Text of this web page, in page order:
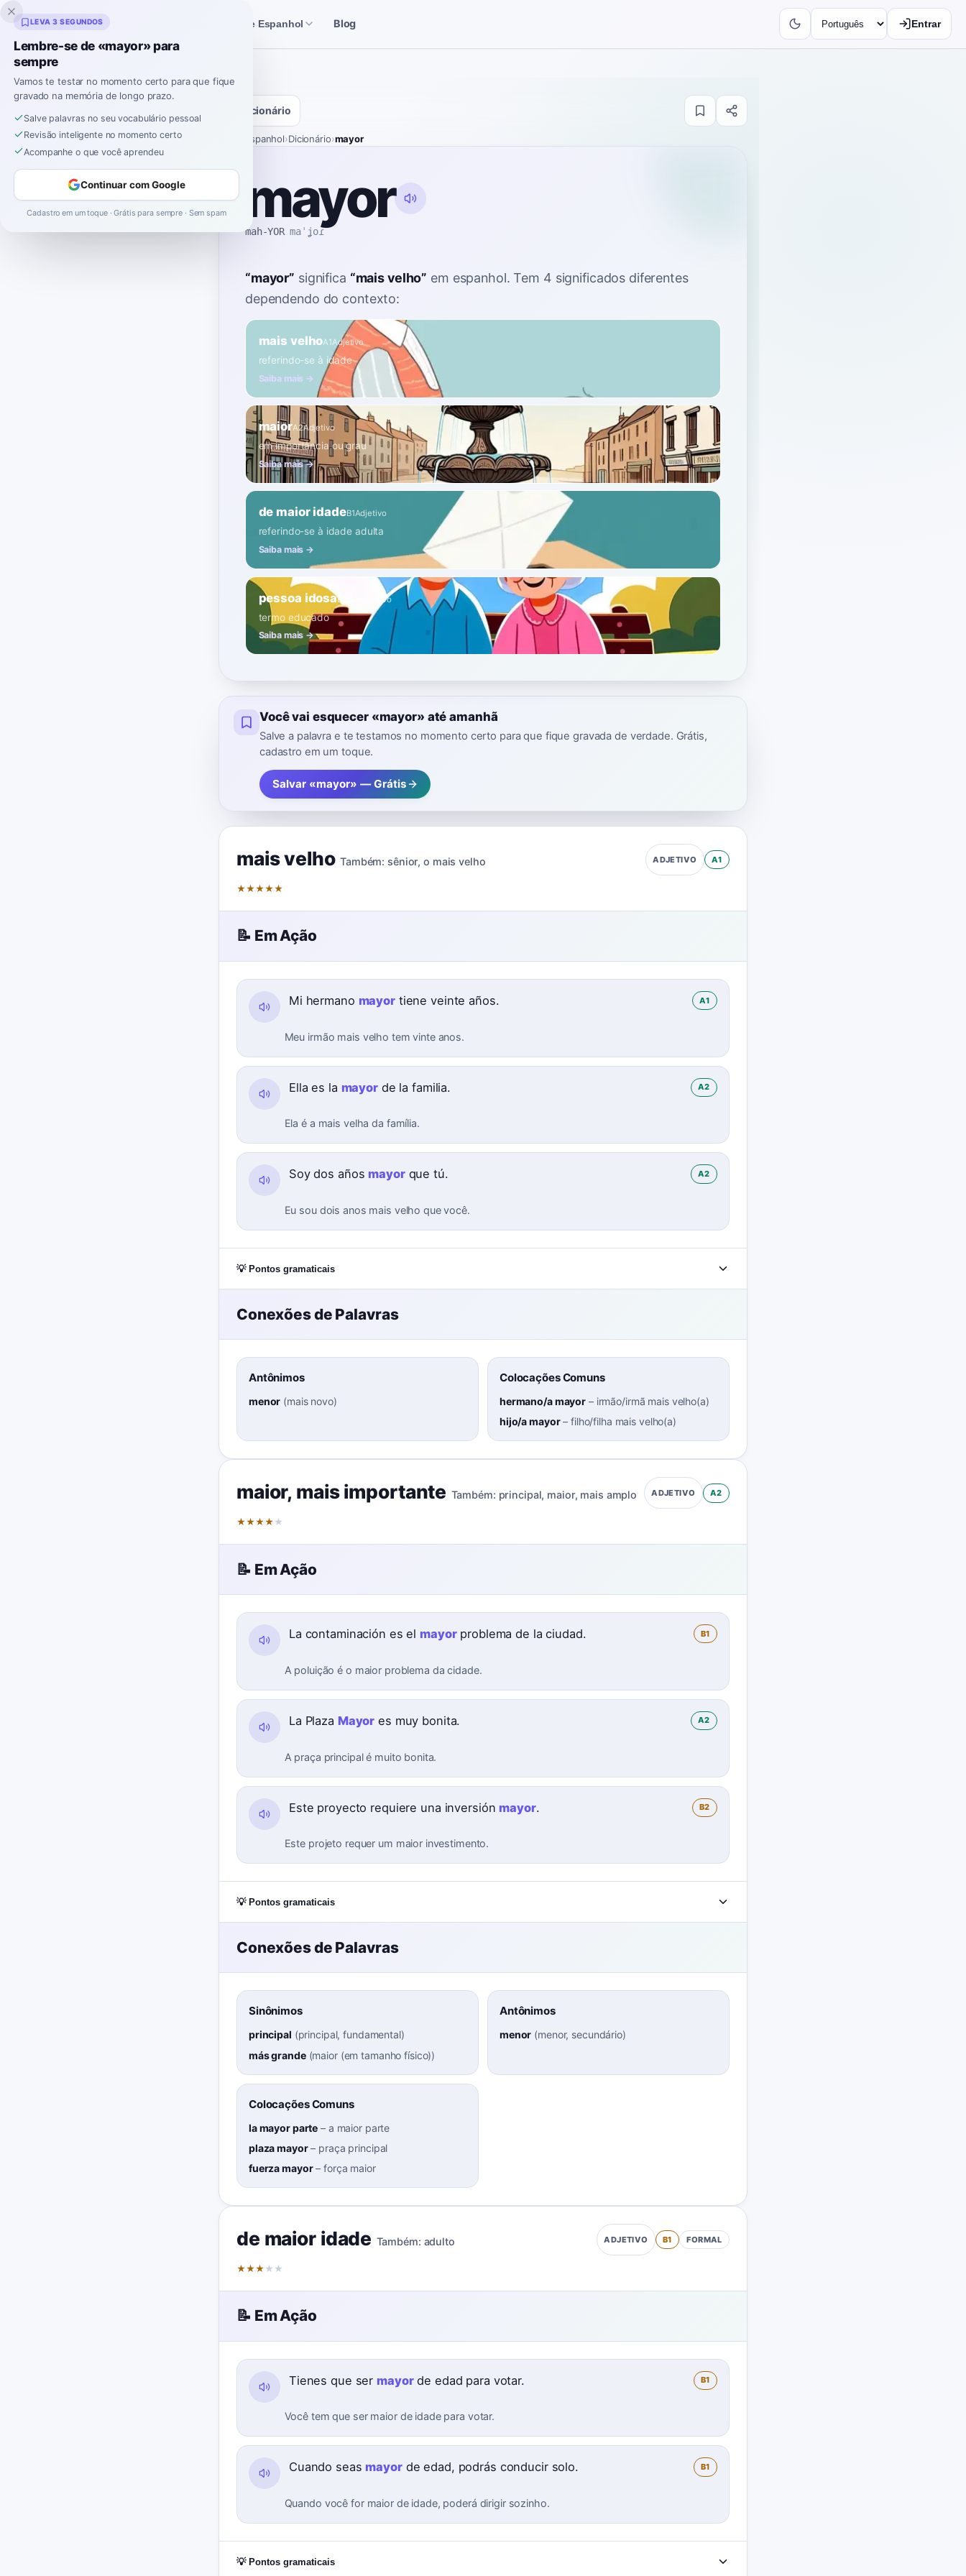
Inklingo Ferramentas de Espanhol Blog Entrar
Dicionário
Espanhol›Dicionário›mayor
mayor
mah-YOR maˈʝoɾ
“mayor” significa “mais velho” em espanhol. Tem 4 significados diferentes
dependendo do contexto:
mais velhoA1Adjetivo
referindo-se à idade
Saiba mais →
maiorA2Adjetivo
em importância ou grau
Saiba mais →
de maior idadeB1Adjetivo
referindo-se à idade adulta
Saiba mais →
pessoa idosaB1 Substantivo
termo educado
Saiba mais →
Você vai esquecer «mayor» até amanhã
Salve a palavra e te testamos no momento certo para que fique gravada de verdade. Grátis,
cadastro em um toque.
Salvar «mayor» — Grátis
mais velho Também: sênior,o mais velho ADJETIVO A1
★★★★★
📝 Em Ação
Mi hermano mayortiene veinte años. A1
Meu irmão mais velho tem vinte anos.
Ella es la mayorde la familia. A2
Ela é a mais velha da família.
Soy dos años mayorque tú. A2
Eu sou dois anos mais velho que você.
💡 Pontos gramaticais
Conexões de Palavras
Antônimos
menor (mais novo)
Colocações Comuns
hermano/a mayor – irmão/irmã mais velho(a)
hijo/a mayor–filho/filha mais velho(a)
maior, mais importante Também: principal, maior, mais amplo ADJETIVO A2
★★★★ ★
📝 Em Ação
La contaminación es el mayorproblema de la ciudad. B1
A poluição é o maior problema da cidade.
La Plaza Mayor es muy bonita. A2
A praça principal é muito bonita.
Este proyecto requiere una inversión mayor. B2
Este projeto requer um maior investimento.
💡 Pontos gramaticais
Conexões de Palavras
Sinônimos
principal (principal, fundamental)
más grande(maior (em tamanho físico))
Antônimos
menor (menor, secundário)
Colocações Comuns
la mayor parte – a maior parte
plaza mayor– praça principal
fuerza mayor–força maior
de maior idade Também: adulto ADJETIVO B1 FORMAL
★★★ ★ ★
📝 Em Ação
Tienes que ser mayorde edad para votar. B1
Você tem que ser maior de idade para votar.
Cuando seas mayorde edad, podrás conducir solo. B1
Quando você for maior de idade, poderá dirigir sozinho.
💡 Pontos gramaticais
LEVA 3 SEGUNDOS
Lembre-se de «mayor» para
sempre
Vamos te testar no momento certo para que fique
gravado na memória de longo prazo.
Salve palavras no seu vocabulário pessoal
Revisão inteligente no momento certo
Acompanhe o que você aprendeu
Continuar com Google
Cadastro em um toque · Grátis para sempre · Sem spam